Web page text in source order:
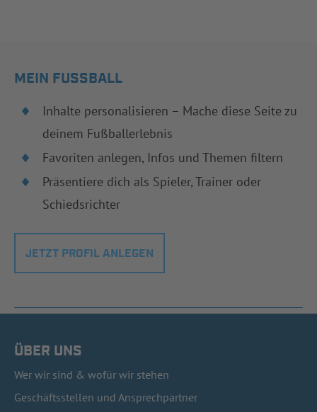
MEIN FUSSBALL
Inhalte personalisieren – Mache diese Seite zu
deinem Fußballerlebnis
Favoriten anlegen, Infos und Themen filtern
Präsentiere dich als Spieler, Trainer oder
Schiedsrichter
JETZT PROFIL ANLEGEN
ÜBER UNS
Wer wir sind & wofür wir stehen
Geschäftsstellen und Ansprechpartner